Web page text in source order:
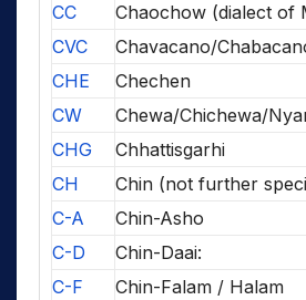
CC
Chaochow (dialect of
CVC
Chavacano/
CHE
Chechen
CW
Chewa/Chichewa/
CHG
Chhattisgarhi
CH
Chin (not further
C-A
Chin-Asho
C-D
Chin-Daai:
C-F
Chin-Falam / Halam